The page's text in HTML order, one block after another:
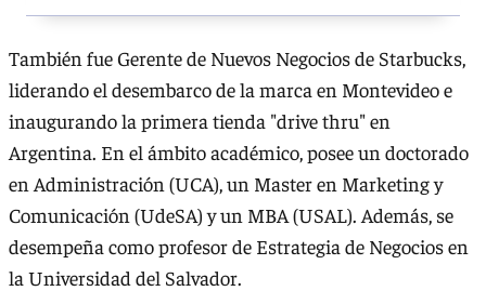
También fue Gerente de Nuevos Negocios de Starbucks,
liderando el desembarco de la marca en Montevideo e
inaugurando la primera tienda "drive thru" en
Argentina. En el ámbito académico, posee un doctorado
en Administración (UCA), un Master en Marketing y
Comunicación (UdeSA) y un MBA (USAL). Además, se
desempeña como profesor de Estrategia de Negocios en
la Universidad del Salvador.